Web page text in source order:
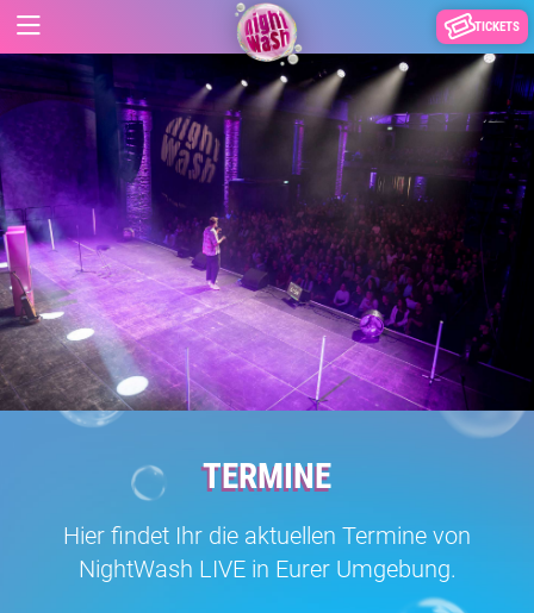
TICKETS
TERMINE
Hier findet Ihr die aktuellen Termine von
NightWash LIVE in Eurer Umgebung.